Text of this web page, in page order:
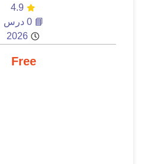
4.9
📘 0 درس
2026
Free